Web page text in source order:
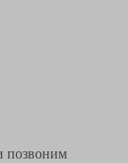
позвоним